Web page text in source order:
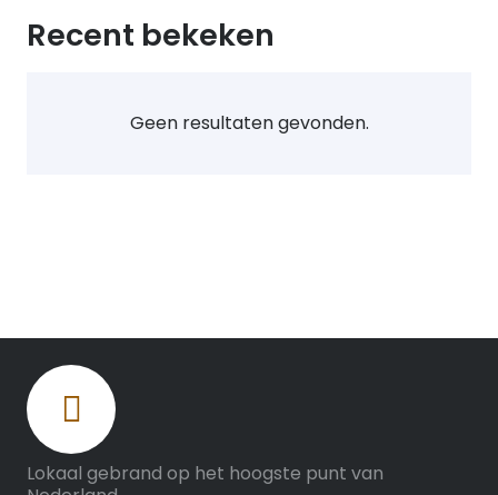
Recent bekeken
Geen resultaten gevonden.
Lokaal gebrand op het hoogste punt van